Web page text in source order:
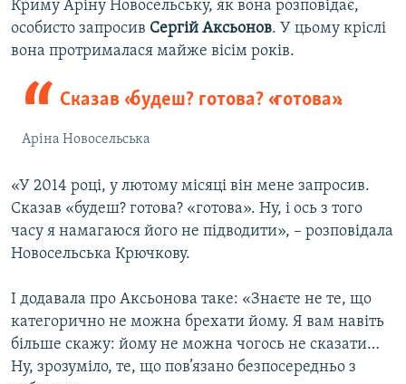
Криму Аріну Новосельську, як вона розповідає,
особисто запросив Сергій Аксьонов. У цьому кріслі
вона протрималася майже вісім років.
Сказав «будеш? готова? «готова».
Аріна Новосельська
«У 2014 році, у лютому місяці він мене запросив.
Сказав «будеш? готова? «готова». Ну, і ось з того
часу я намагаюся його не підводити», – розповідала
Новосельська Крючкову.
І додавала про Аксьонова таке: «Знаєте не те, що
категорично не можна брехати йому. Я вам навіть
більше скажу: йому не можна чогось не сказати…
Ну, зрозуміло, те, що пов’язано безпосередньо з